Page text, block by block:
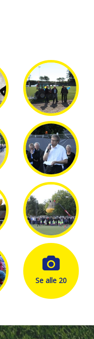
Se alle 20